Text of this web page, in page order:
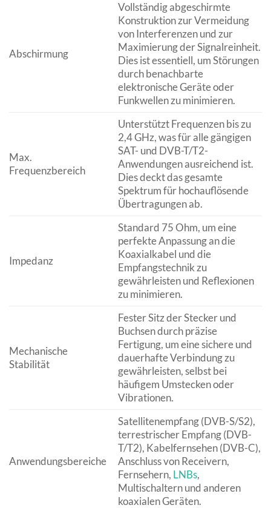
Abschirmung
Vollständig abgeschirmte
Konstruktion zur Vermeidung
von Interferenzen und zur
Maximierung der Signalreinheit.
Dies ist essentiell, um Störungen
durch benachbarte
elektronische Geräte oder
Funkwellen zu minimieren.
Max.
Frequenzbereich
Unterstützt Frequenzen bis zu
2,4 GHz, was für alle gängigen
SAT- und DVB-T/T2-
Anwendungen ausreichend ist.
Dies deckt das gesamte
Spektrum für hochauflösende
Übertragungen ab.
Impedanz
Standard 75 Ohm, um eine
perfekte Anpassung an die
Koaxialkabel und die
Empfangstechnik zu
gewährleisten und Reflexionen
zu minimieren.
Mechanische
Stabilität
Fester Sitz der Stecker und
Buchsen durch präzise
Fertigung, um eine sichere und
dauerhafte Verbindung zu
gewährleisten, selbst bei
häufigem Umstecken oder
Vibrationen.
Anwendungsbereiche
Satellitenempfang (DVB-S/S2),
terrestrischer Empfang (DVB-
T/T2), Kabelfernsehen (DVB-C),
Anschluss von Receivern,
Fernsehern, LNBs,
Multischaltern und anderen
koaxialen Geräten.